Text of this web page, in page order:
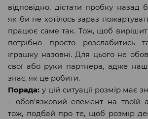
відповідно, дістати пробку назад
як би не хотілось зараз
працює саме так. Тож, щоб
потрібно просто розслабитись
іграшку назовні. Для цього не
свої або руки партнера, адже
знає, як це робити.
Порада: у цій ситуації розмір має
– обов’язковий елемент на твоїй
тож, подбай про те, щоб розмір